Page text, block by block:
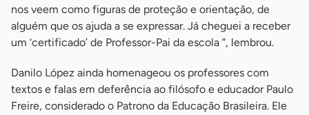
nos veem como figuras de proteção e orientação, de
alguém que os ajuda a se expressar. Já cheguei a receber
um ‘certificado’ de Professor-Pai da escola ”, lembrou.
Danilo López ainda homenageou os professores com
textos e falas em deferência ao filósofo e educador Paulo
Freire, considerado o Patrono da Educação Brasileira. Ele